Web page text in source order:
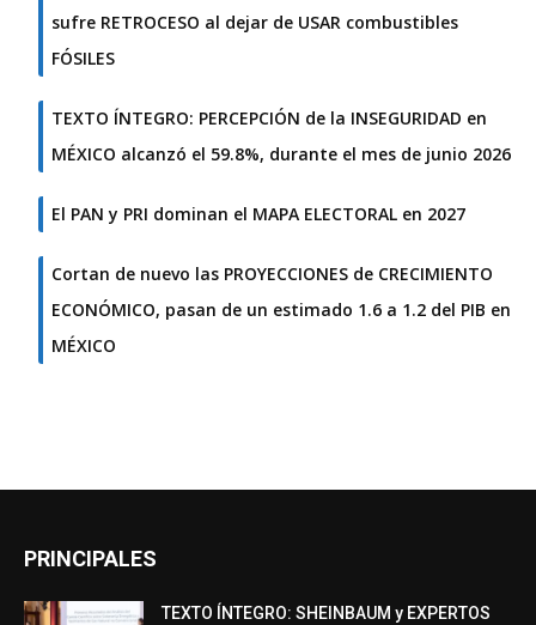
sufre RETROCESO al dejar de USAR combustibles
FÓSILES
TEXTO ÍNTEGRO: PERCEPCIÓN de la INSEGURIDAD en
MÉXICO alcanzó el 59.8%, durante el mes de junio 2026
El PAN y PRI dominan el MAPA ELECTORAL en 2027
Cortan de nuevo las PROYECCIONES de CRECIMIENTO
ECONÓMICO, pasan de un estimado 1.6 a 1.2 del PIB en
MÉXICO
PRINCIPALES
TEXTO ÍNTEGRO: SHEINBAUM y EXPERTOS